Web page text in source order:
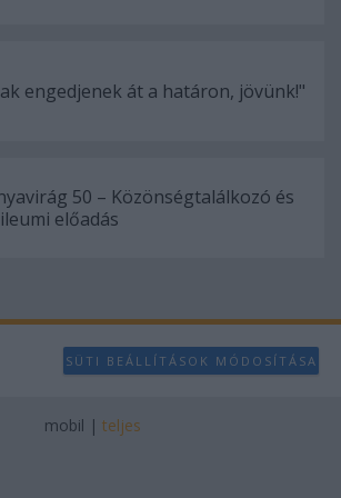
engedjenek át a határon, jövünk!"
50 – Közönségtalálkozó és
előadás
SÜTI BEÁLLÍTÁSOK MÓDOSÍTÁSA
mobil | teljes